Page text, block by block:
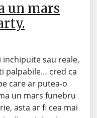
un mars
sau reale,
palpabile… cred ca
care ar putea-o
un mars funebru
asta ar fi cea mai